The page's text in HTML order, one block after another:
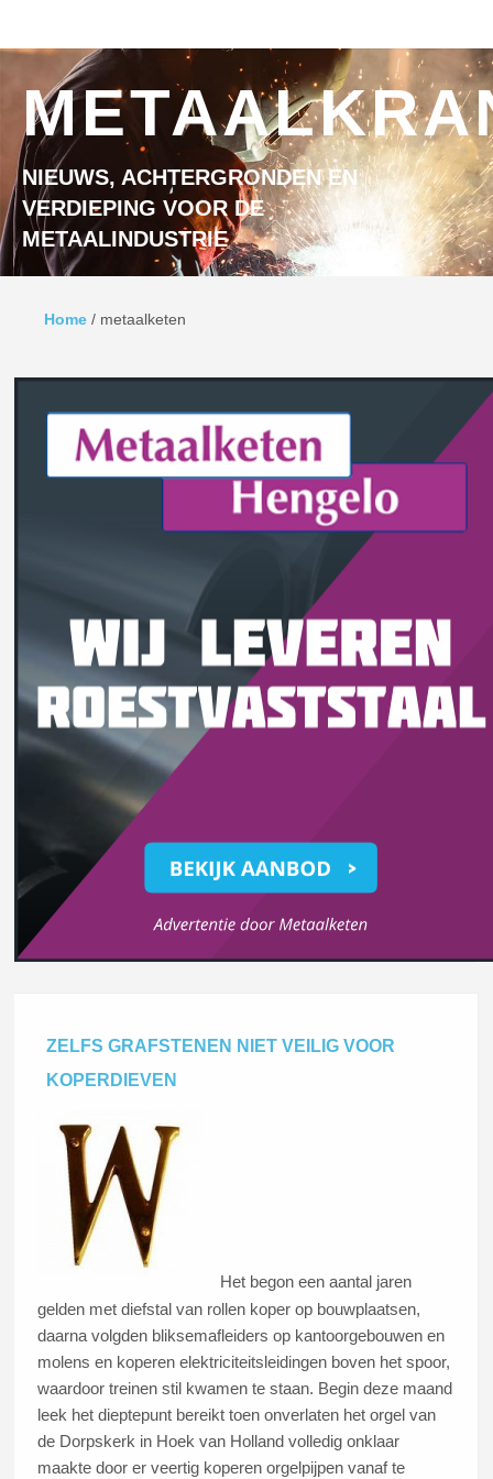
NIEUWS, ACHTERGRONDEN EN
VERDIEPING VOOR DE
METAALINDUSTRIE
Home / metaalketen
ZELFS GRAFSTENEN NIET VEILIG VOOR
KOPERDIEVEN
Het begon een aantal jaren
gelden met diefstal van rollen koper op bouwplaatsen,
daarna volgden bliksemafleiders op kantoorgebouwen en
molens en koperen elektriciteitsleidingen boven het spoor,
waardoor treinen stil kwamen te staan. Begin deze maand
leek het dieptepunt bereikt toen onverlaten het orgel van
de Dorpskerk in Hoek van Holland volledig onklaar
maakte door er veertig koperen orgelpijpen vanaf te